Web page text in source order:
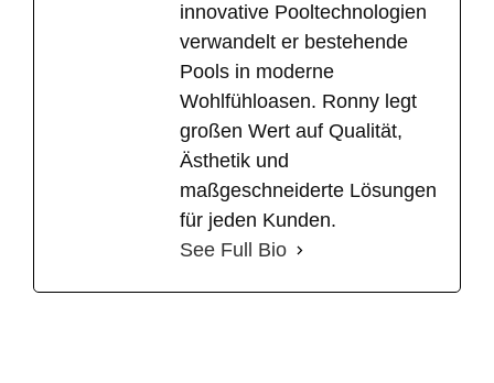
innovative Pooltechnologien
verwandelt er bestehende
Pools in moderne
Wohlfühloasen. Ronny legt
großen Wert auf Qualität,
Ästhetik und
maßgeschneiderte Lösungen
für jeden Kunden.
See Full Bio